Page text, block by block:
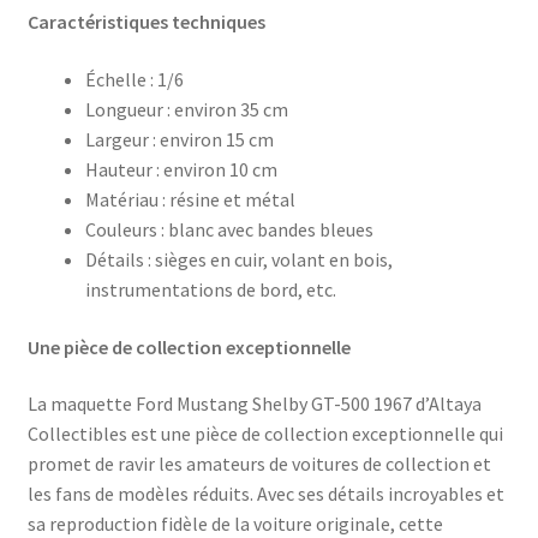
Caractéristiques techniques
Échelle : 1/6
Longueur : environ 35 cm
Largeur : environ 15 cm
Hauteur : environ 10 cm
Matériau : résine et métal
Couleurs : blanc avec bandes bleues
Détails : sièges en cuir, volant en bois,
instrumentations de bord, etc.
Une pièce de collection exceptionnelle
La maquette Ford Mustang Shelby GT-500 1967 d’Altaya
Collectibles est une pièce de collection exceptionnelle qui
promet de ravir les amateurs de voitures de collection et
les fans de modèles réduits. Avec ses détails incroyables et
sa reproduction fidèle de la voiture originale, cette